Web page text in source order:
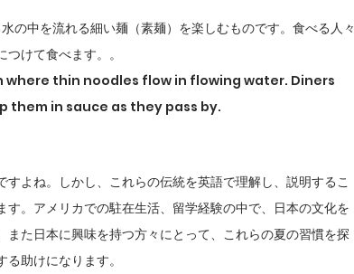
の中を流れる細い麺（素麺）を楽しむものです。食べる人々
けて食べます。。
thin noodles flow in flowing water. Diners
in sauce as they pass by.
よね。しかし、これらの伝統を英語で理解し、説明するこ
。アメリカでの駐在生活、留学経験の中で、日本の文化を
た日本に興味を持つ方々にとって、これらの夏の習慣を探
助けになります。